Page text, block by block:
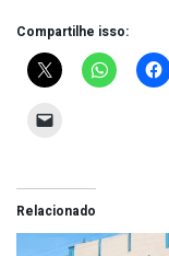
Compartilhe isso:
Relacionado